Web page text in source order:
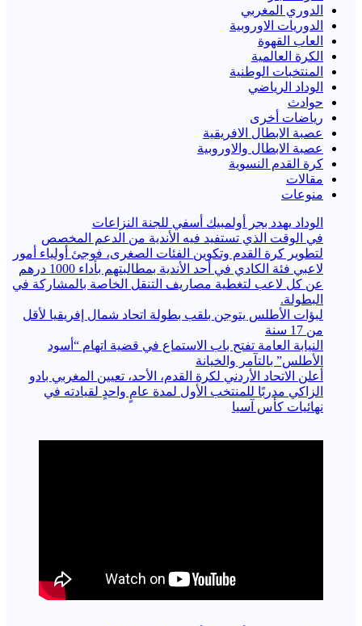
الدوري المغربي
الدوريات الاوروبية
العاب القهوة
الكرة العالمية
المنتخبات الوطنية
الوداد الرياضي
حوادث
رياضات أخرى
عصبة الابطال الافريقية
عصبة الابطال والاوروبية
كرة القدم النسوية
مقالات
منوعات
الوداد يهدد بجر أولمبيك أسفي للجنة النزاعات
في الوقت الذي تستفيد فيه الأندية من الدعم المخصص
لتطوير كرة القدم وتكوين الفئات الصغرى، فوجئ أولياء أمور
لاعبي فئة الكادي في أحد الأندية بمطالبتهم بأداء 1000 درهم
عن كل لاعب لتغطية مصاريف التنقل الخاصة بالمشاركة في
البطولة.
لبؤات الأطلس يتوجن بلقب بطولة اتحاد شمال إفريقيا لأقل
من 17 سنة
النيابة العامة تفتح باب الاستماع في قضية اتهام “أسود
الأطلس” بالتآمر والخيانة
أعلن الاتحاد الأردني لكرة القدم، الأحد، تعيين المغربي بادو
الزاكي مدربًا للمنتخب الأول لمدة عامٍ واحدٍ لقيادته ​في
نهائيات كأس آسيا